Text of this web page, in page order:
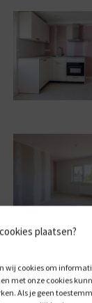
plaatsen?
wij cookies om
met onze cookies
Als je geen